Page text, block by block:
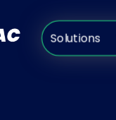
Solutions
Solutions